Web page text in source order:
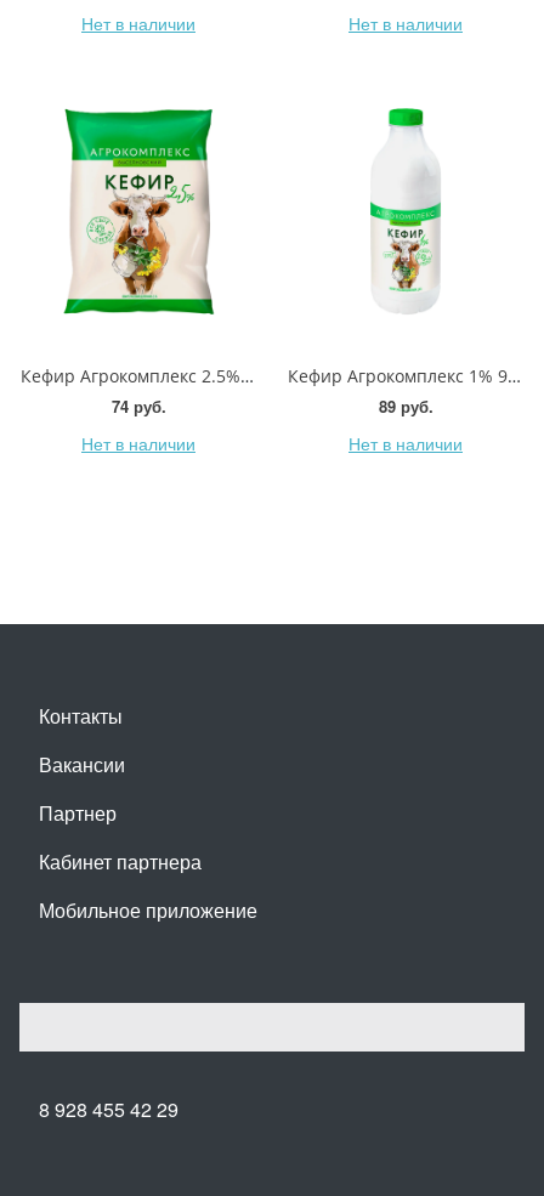
Нет в наличии Нет в наличии
Кефир Агрокомплекс 2.5% 900мл
74 руб.
Нет в наличии
Кефир Агрокомплекс 1% 900мл
89 руб.
Нет в наличии
Контакты
Вакансии
Партнер
Кабинет партнера
Мобильное приложение
8 928 455 42 29